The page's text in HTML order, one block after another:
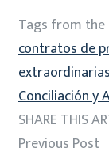
Tags from
contratos de
Conciliación y
SHARE THIS
Previous Post